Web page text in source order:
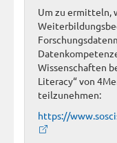
Um zu ermitteln,
Wissenschaften
Literacy“ von
teilzunehmen:
https://